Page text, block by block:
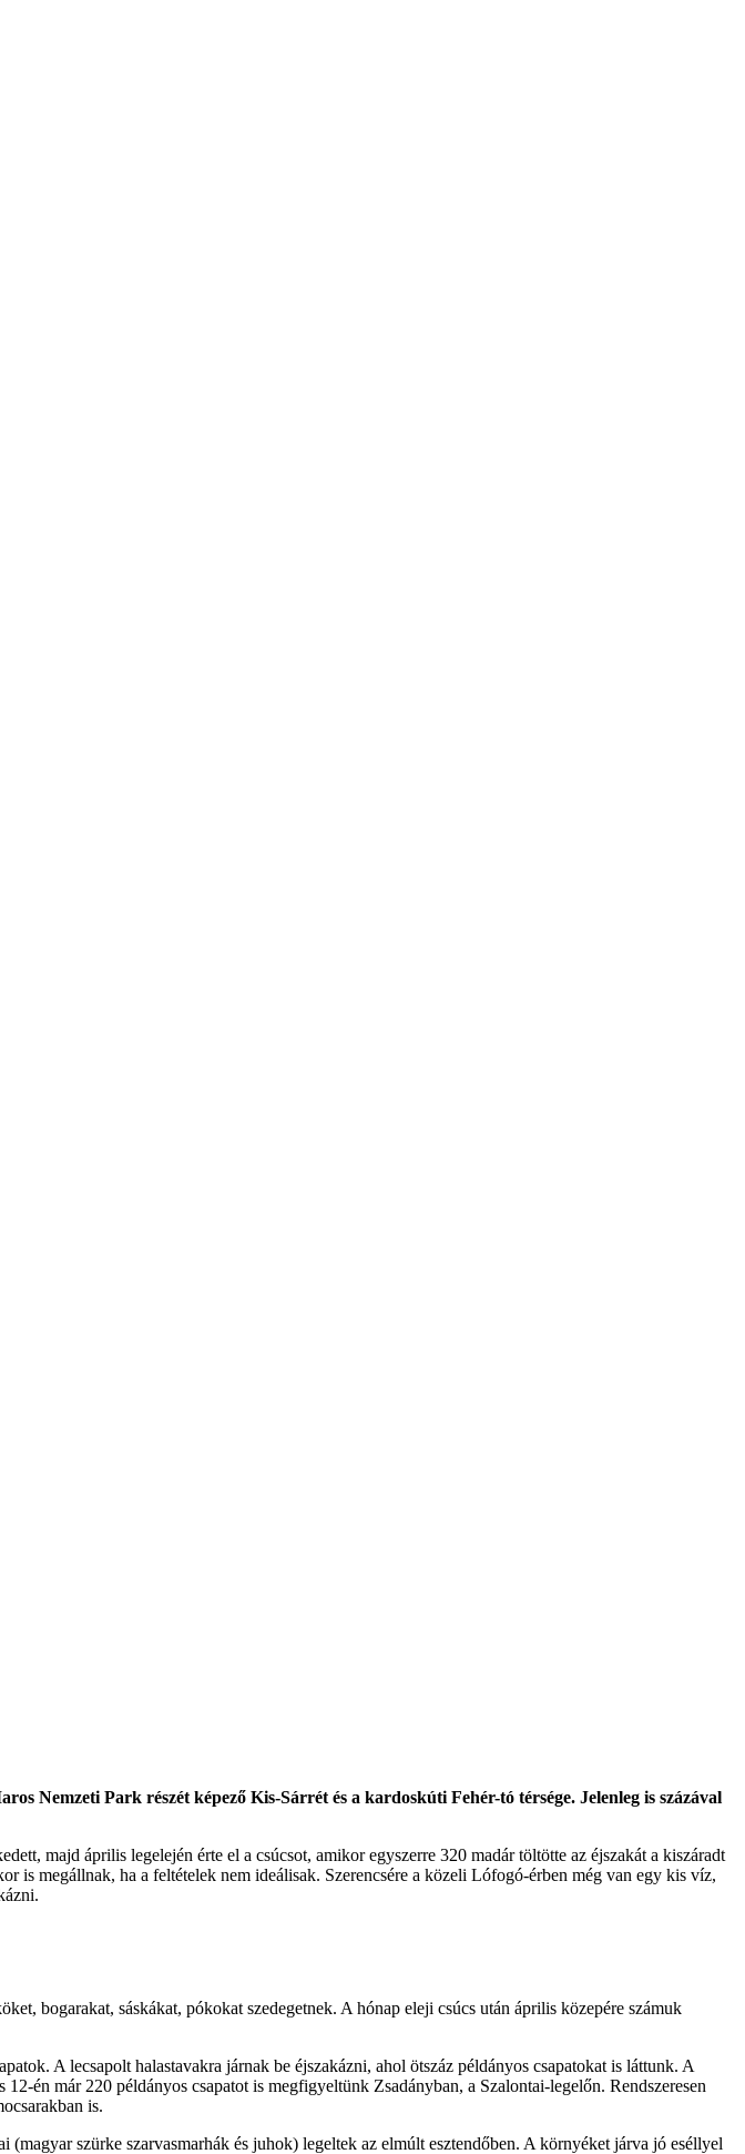
Nemzeti Park részét képező Kis-Sárrét és a kardoskúti Fehér-tó térsége. Jelenleg is százával
majd április legelején érte el a csúcsot, amikor egyszerre 320 madár töltötte az éjszakát a kiszáradt
is megállnak, ha a feltételek nem ideálisak. Szerencsére a közeli Lófogó-érben még van egy kis víz,
bogarakat, sáskákat, pókokat szedegetnek. A hónap eleji csúcs után április közepére számuk
A lecsapolt halastavakra járnak be éjszakázni, ahol ötszáz példányos csapatokat is láttunk. A
én már 220 példányos csapatot is megfigyeltünk Zsadányban, a Szalontai-legelőn. Rendszeresen
is.
szürke szarvasmarhák és juhok) legeltek az elmúlt esztendőben. A környéket járva jó eséllyel